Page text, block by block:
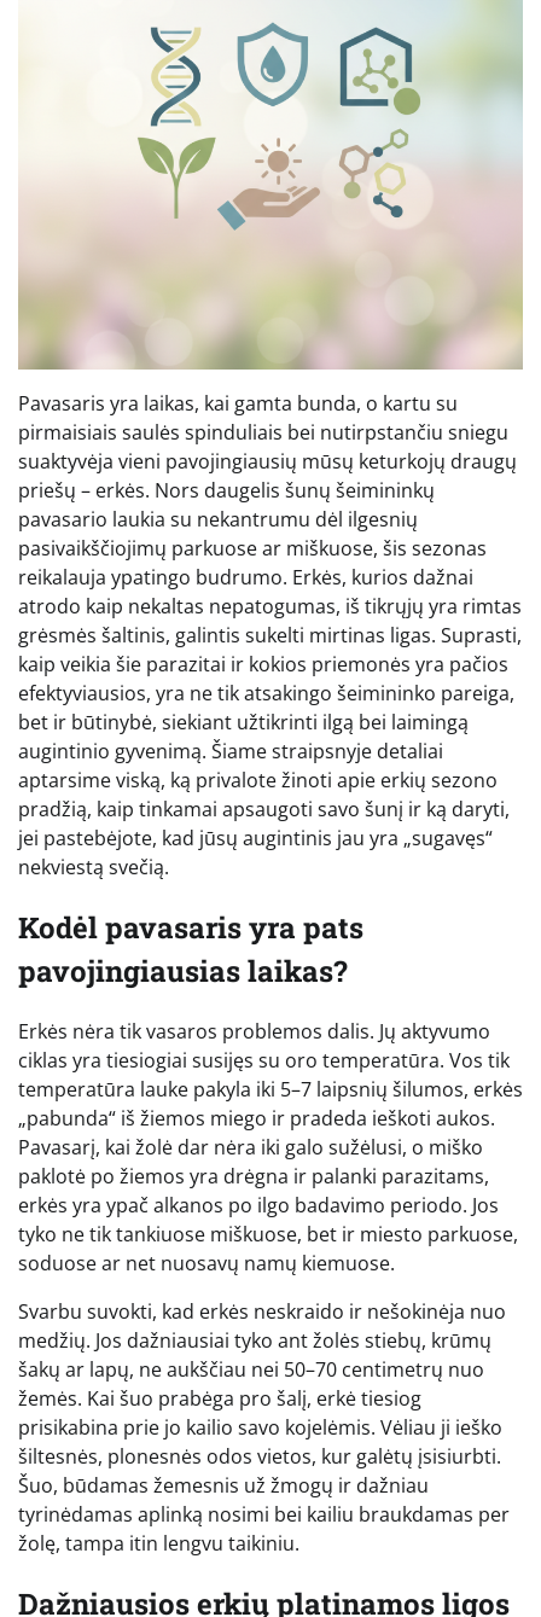
Pavasaris yra laikas, kai gamta bunda, o kartu su
pirmaisiais saulės spinduliais bei nutirpstančiu sniegu
suaktyvėja vieni pavojingiausių mūsų keturkojų draugų
priešų – erkės. Nors daugelis šunų šeimininkų
pavasario laukia su nekantrumu dėl ilgesnių
pasivaikščiojimų parkuose ar miškuose, šis sezonas
reikalauja ypatingo budrumo. Erkės, kurios dažnai
atrodo kaip nekaltas nepatogumas, iš tikrųjų yra rimtas
grėsmės šaltinis, galintis sukelti mirtinas ligas. Suprasti,
kaip veikia šie parazitai ir kokios priemonės yra pačios
efektyviausios, yra ne tik atsakingo šeimininko pareiga,
bet ir būtinybė, siekiant užtikrinti ilgą bei laimingą
augintinio gyvenimą. Šiame straipsnyje detaliai
aptarsime viską, ką privalote žinoti apie erkių sezono
pradžią, kaip tinkamai apsaugoti savo šunį ir ką daryti,
jei pastebėjote, kad jūsų augintinis jau yra „sugavęs“
nekviestą svečią.
Kodėl pavasaris yra pats
pavojingiausias laikas?
Erkės nėra tik vasaros problemos dalis. Jų aktyvumo
ciklas yra tiesiogiai susijęs su oro temperatūra. Vos tik
temperatūra lauke pakyla iki 5–7 laipsnių šilumos, erkės
„pabunda“ iš žiemos miego ir pradeda ieškoti aukos.
Pavasarį, kai žolė dar nėra iki galo sužėlusi, o miško
paklotė po žiemos yra drėgna ir palanki parazitams,
erkės yra ypač alkanos po ilgo badavimo periodo. Jos
tyko ne tik tankiuose miškuose, bet ir miesto parkuose,
soduose ar net nuosavų namų kiemuose.
Svarbu suvokti, kad erkės neskraido ir nešokinėja nuo
medžių. Jos dažniausiai tyko ant žolės stiebų, krūmų
šakų ar lapų, ne aukščiau nei 50–70 centimetrų nuo
žemės. Kai šuo prabėga pro šalį, erkė tiesiog
prisikabina prie jo kailio savo kojelėmis. Vėliau ji ieško
šiltesnės, plonesnės odos vietos, kur galėtų įsisiurbti.
Šuo, būdamas žemesnis už žmogų ir dažniau
tyrinėdamas aplinką nosimi bei kailiu braukdamas per
žolę, tampa itin lengvu taikiniu.
Dažniausios erkių platinamos ligos